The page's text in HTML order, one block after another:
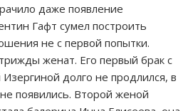
даже появление
Гафт сумел построить
не с первой попытки.
женат. Его первый брак с
долго не продлился, в
появились. Второй женой